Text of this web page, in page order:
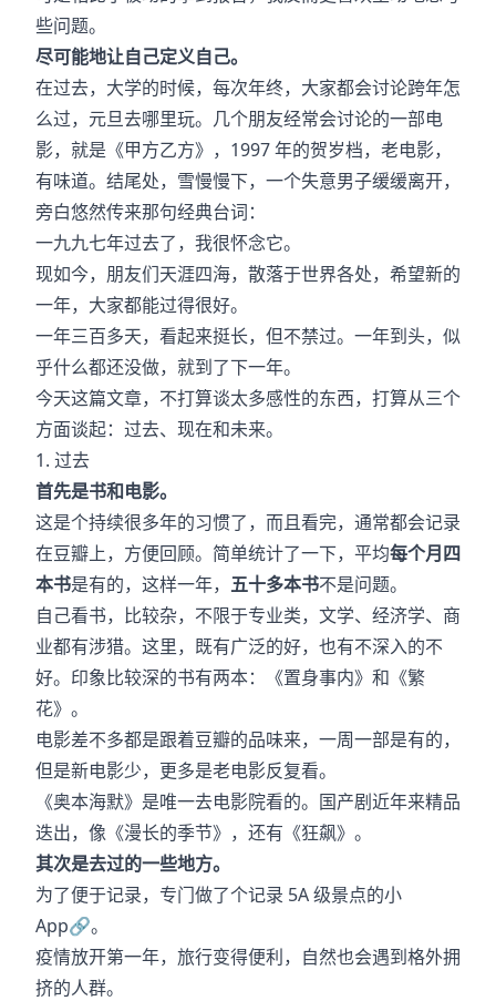
些问题。
尽可能地让自己定义自己。
在过去，大学的时候，每次年终，大家都会讨论跨年怎
么过，元旦去哪里玩。几个朋友经常会讨论的一部电
影，就是《甲方乙方》，1997 年的贺岁档，老电影，
有味道。结尾处，雪慢慢下，一个失意男子缓缓离开，
旁白悠然传来那句经典台词：
一九九七年过去了，我很怀念它。
现如今，朋友们天涯四海，散落于世界各处，希望新的
一年，大家都能过得很好。
一年三百多天，看起来挺长，但不禁过。一年到头，似
乎什么都还没做，就到了下一年。
今天这篇文章，不打算谈太多感性的东西，打算从三个
方面谈起：过去、现在和未来。
1. 过去
首先是书和电影。
这是个持续很多年的习惯了，而且看完，通常都会记录
在豆瓣上，方便回顾。简单统计了一下，平均每个月四
本书是有的，这样一年， 五十多本书不是问题。
自己看书，比较杂，不限于专业类，文学、经济学、商
业都有涉猎。这里，既有广泛的好，也有不深入的不
好。印象比较深的书有两本：《置身事内》和《繁
花》。
电影差不多都是跟着豆瓣的品味来，一周一部是有的，
但是新电影少，更多是老电影反复看。
《奥本海默》是唯一去电影院看的。国产剧近年来精品
迭出，像《漫长的季节》，还有《狂飙》。
其次是去过的一些地方。
为了便于记录，专门做了个记录 5A 级景点的小
App🔗。
疫情放开第一年，旅行变得便利，自然也会遇到格外拥
挤的人群。